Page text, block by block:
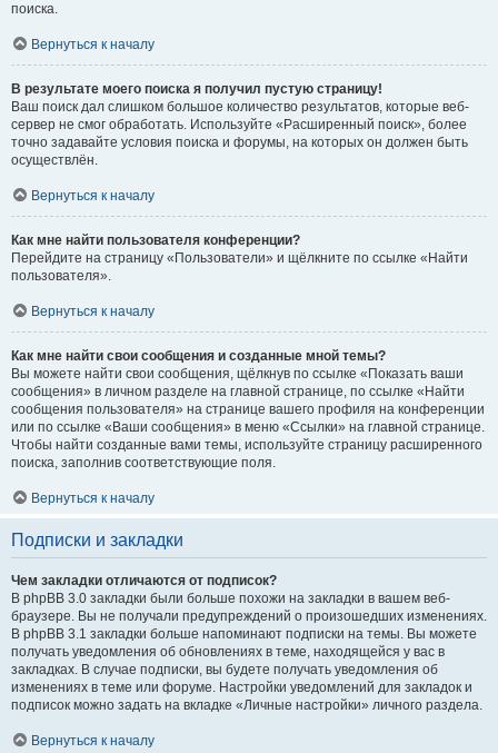
поиска.
Вернуться к началу
В результате моего поиска я получил пустую страницу!
Ваш поиск дал слишком большое количество результатов, которые веб-
сервер не смог обработать. Используйте «Расширенный поиск», более
точно задавайте условия поиска и форумы, на которых он должен быть
осуществлён.
Вернуться к началу
Как мне найти пользователя конференции?
Перейдите на страницу «Пользователи» и щёлкните по ссылке «Найти
пользователя».
Вернуться к началу
Как мне найти свои сообщения и созданные мной темы?
Вы можете найти свои сообщения, щёлкнув по ссылке «Показать ваши
сообщения» в личном разделе на главной странице, по ссылке «Найти
сообщения пользователя» на странице вашего профиля на конференции
или по ссылке «Ваши сообщения» в меню «Ссылки» на главной странице.
Чтобы найти созданные вами темы, используйте страницу расширенного
поиска, заполнив соответствующие поля.
Вернуться к началу
Подписки и закладки
Чем закладки отличаются от подписок?
В phpBB 3.0 закладки были больше похожи на закладки в вашем веб-
браузере. Вы не получали предупреждений о произошедших изменениях.
В phpBB 3.1 закладки больше напоминают подписки на темы. Вы можете
получать уведомления об обновлениях в теме, находящейся у вас в
закладках. В случае подписки, вы будете получать уведомления об
изменениях в теме или форуме. Настройки уведомлений для закладок и
подписок можно задать на вкладке «Личные настройки» личного раздела.
Вернуться к началу